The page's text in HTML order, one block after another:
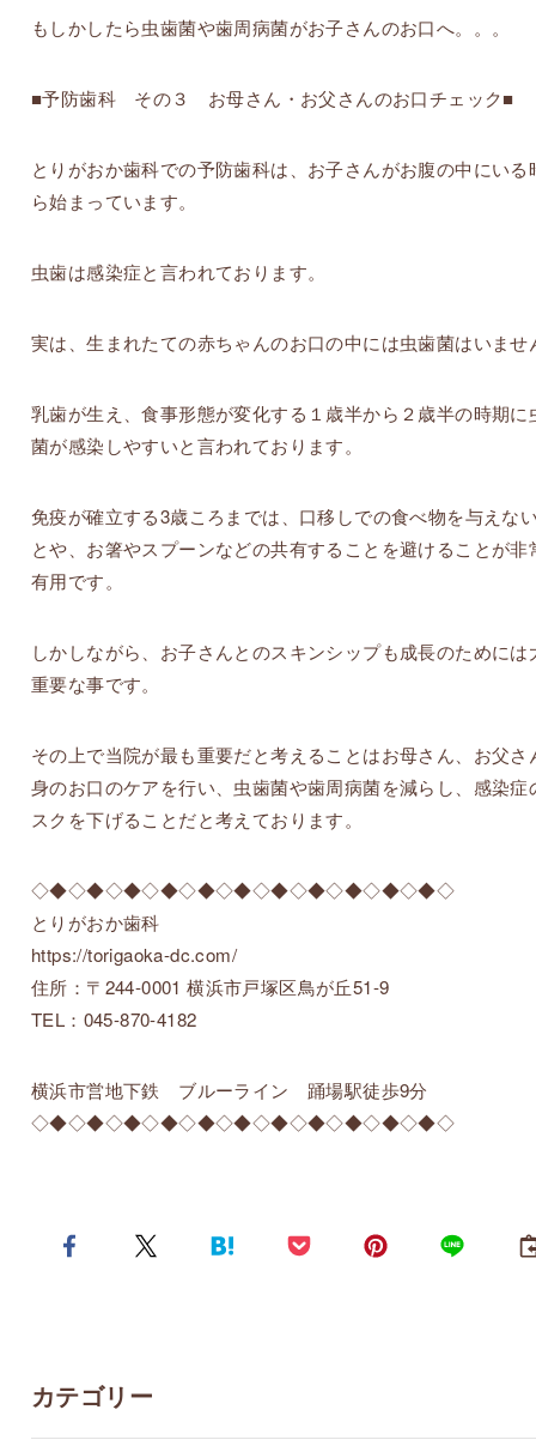
もしかしたら虫歯菌や歯周病菌がお子さんのお口へ。。。
■予防歯科 その３ お母さん・お父さんのお口チェック■
とりがおか歯科での予防歯科は、お子さんがお腹の中にいる
ら始まっています。
虫歯は感染症と言われております。
実は、生まれたての赤ちゃんのお口の中には虫歯菌はいませ
乳歯が生え、食事形態が変化する１歳半から２歳半の時期に
菌が感染しやすいと言われております。
免疫が確立する3歳ころまでは、口移しでの食べ物を与えな
とや、お箸やスプーンなどの共有することを避けることが非
有用です。
しかしながら、お子さんとのスキンシップも成長のためには
重要な事です。
その上で当院が最も重要だと考えることはお母さん、お父さ
身のお口のケアを行い、虫歯菌や歯周病菌を減らし、感染症
スクを下げることだと考えております。
◇◆◇◆◇◆◇◆◇◆◇◆◇◆◇◆◇◆◇◆◇◆◇
とりがおか歯科
https://torigaoka-dc.com/
住所：〒244-0001 横浜市戸塚区鳥が丘51-9
TEL：045-870-4182
横浜市営地下鉄 ブルーライン 踊場駅徒歩9分
◇◆◇◆◇◆◇◆◇◆◇◆◇◆◇◆◇◆◇◆◇◆◇
カテゴリー